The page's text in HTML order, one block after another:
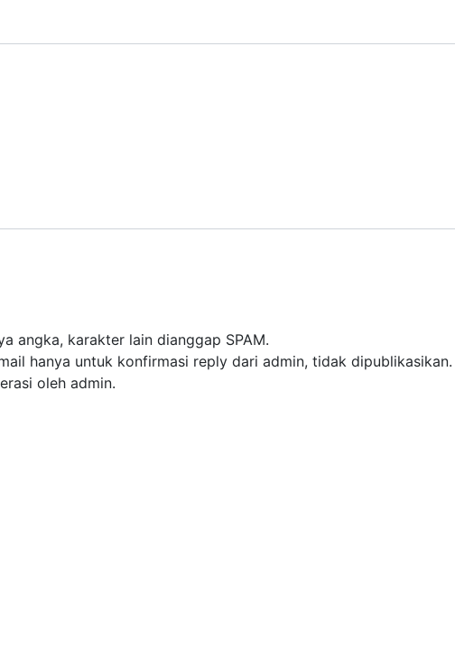
angka, karakter lain dianggap SPAM.
hanya untuk konfirmasi reply dari admin, tidak dipublikasikan.
oleh admin.